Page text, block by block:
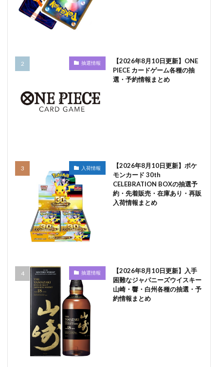
抽選情報
【2026年8月10日更新】ONE
PIECE カードゲーム各種の抽
選・予約情報まとめ
入荷情報
【2026年8月10日更新】ポケ
モンカード 30th
CELEBRATION BOXの抽選予
約・先着販売・在庫あり・再販
入荷情報まとめ
抽選情報
【2026年8月10日更新】入手
困難なジャパニーズウイスキー
山崎・響・白州各種の抽選・予
約情報まとめ